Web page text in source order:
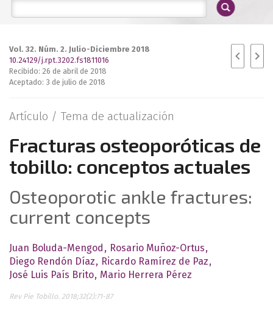
Vol. 32. Núm. 2. Julio-Diciembre 2018
10.24129/j.rpt.3202.fs1811016
Recibido: 26 de abril de 2018
Aceptado: 3 de julio de 2018
Artículo / Tema de actualización
Fracturas osteoporóticas de
tobillo: conceptos actuales
Osteoporotic ankle fractures:
current concepts
Juan Boluda-Mengod
Rosario Muñoz-Ortus
Diego Rendón Díaz
Ricardo Ramírez de Paz
José Luis País Brito Mario Herrera Pérez
Rev Pie Tobillo. 2018;32(2):71-87